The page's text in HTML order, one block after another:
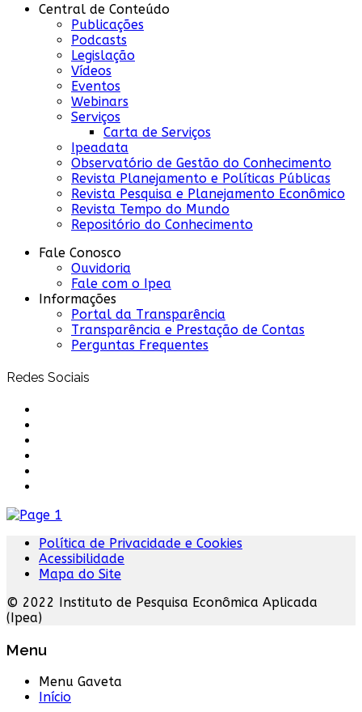
Central de Conteúdo
Publicações
Podcasts
Legislação
Vídeos
Eventos
Webinars
Serviços
Carta de Serviços
Ipeadata
Observatório de Gestão do Conhecimento
Revista Planejamento e Políticas Públicas
Revista Pesquisa e Planejamento Econômico
Revista Tempo do Mundo
Repositório do Conhecimento
Fale Conosco
Ouvidoria
Fale com o Ipea
Informações
Portal da Transparência
Transparência e Prestação de Contas
Perguntas Frequentes
Redes Sociais
Política de Privacidade e Cookies
Acessibilidade
Mapa do Site
© 2022 Instituto de Pesquisa Econômica Aplicada
(Ipea)
Menu
Menu Gaveta
Início